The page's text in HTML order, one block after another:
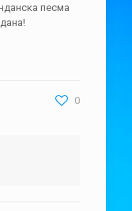
песма
0